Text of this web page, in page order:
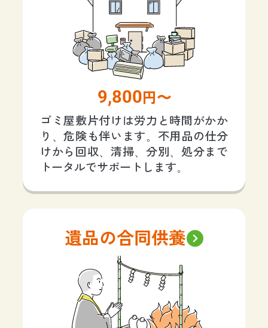
9,800 円〜
ゴミ屋敷片付けは労力と時間がかか
り、危険も伴います。不用品の仕分
けから回収、清掃、分別、処分まで
トータルでサポートします。
遺品の合同供養